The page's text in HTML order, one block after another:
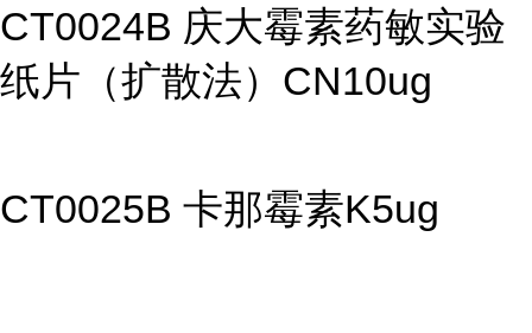
CT0024B 庆大霉素药敏实验
纸片（扩散法）CN10ug
CT0025B 卡那霉素K5ug